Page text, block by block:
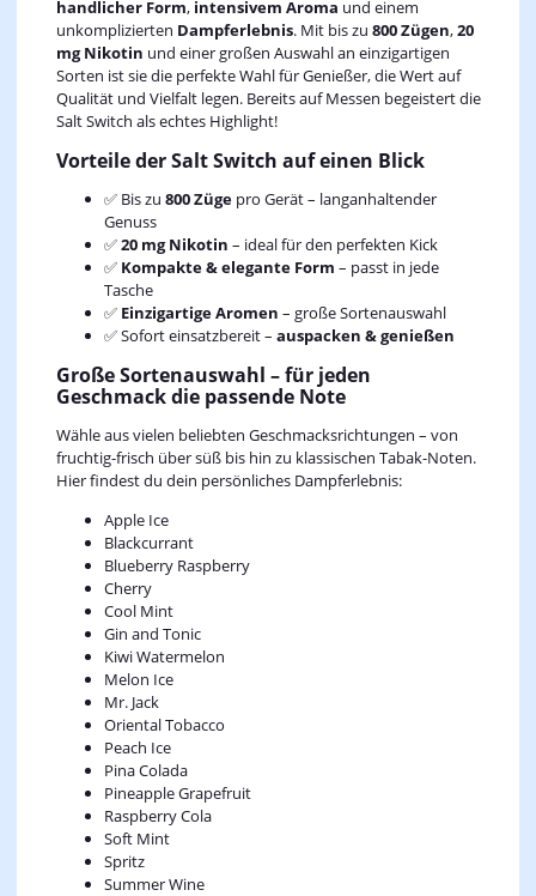
handlicher Form, intensivem Aroma und einem
unkomplizierten Dampferlebnis. Mit bis zu 800 Zügen,20
mg Nikotin und einer großen Auswahl an einzigartigen
Sorten ist sie die perfekte Wahl für Genießer, die Wert auf
Qualität und Vielfalt legen. Bereits auf Messen begeistert die
Salt Switch als echtes Highlight!
Vorteile der Salt Switch auf einen Blick
✅ Bis zu 800 Zügepro Gerät – langanhaltender
Genuss
✅20 mg Nikotin – ideal für den perfekten Kick
✅ Kompakte & elegante Form – passt in jede
Tasche
✅ Einzigartige Aromen – große Sortenauswahl
✅ Sofort einsatzbereit – auspacken & genießen
Große Sortenauswahl – für jeden
Geschmack die passende Note
Wähle aus vielen beliebten Geschmacksrichtungen – von
fruchtig-frisch über süß bis hin zu klassischen Tabak-Noten.
Hier findest du dein persönliches Dampferlebnis:
Apple Ice
Blackcurrant
Blueberry Raspberry
Cherry
Cool Mint
Gin and Tonic
Kiwi Watermelon
Melon Ice
Mr. Jack
Oriental Tobacco
Peach Ice
Pina Colada
Pineapple Grapefruit
Raspberry Cola
Soft Mint
Spritz
Summer Wine